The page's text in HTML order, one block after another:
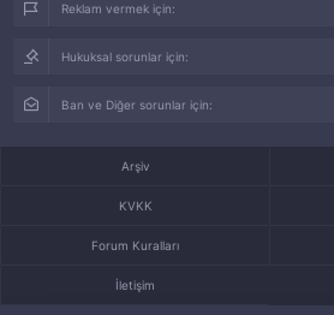
Reklam vermek için:
Hukuksal sorunlar için:
Ban ve Diğer sorunlar için:
Arşiv
KVKK
Forum Kuralları
İletişim